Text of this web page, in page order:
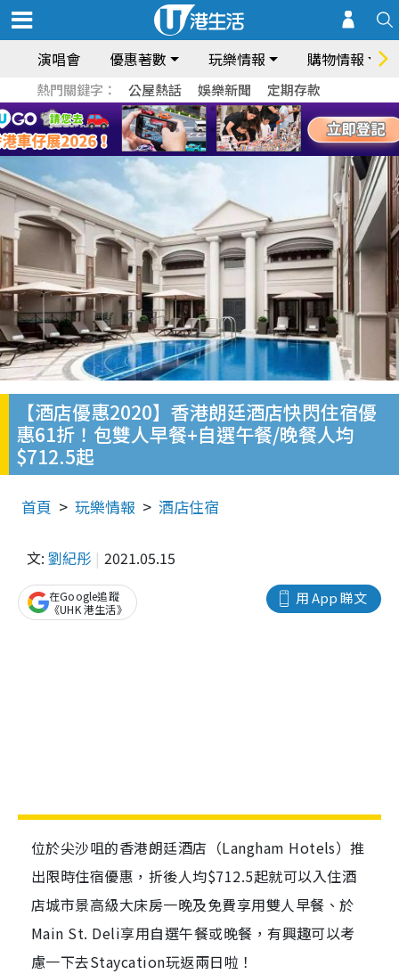
演唱會 優惠著數 玩樂情報 購物情報
熱門關鍵字： 公屋熱話 娛樂新聞 定期存款
【酒店優惠2020】香港朗廷酒店快閃住宿優
惠61折！包雙人早餐+自選午餐/晚餐人均
$712.5起
首頁 玩樂情報 酒店住宿
文: 劉紀彤 2021.05.15
用 App 睇文
在Google追蹤
《UHK 港生活》
位於尖沙咀的香港朗廷酒店（Langham Hotels）推
出限時住宿優惠，折後人均$712.5起就可以入住酒
店城市景高級大床房一晚及免費享用雙人早餐、於
Main St. Deli享用自選午餐或晚餐，有興趣可以考
慮一下去Staycation玩返兩日啦！